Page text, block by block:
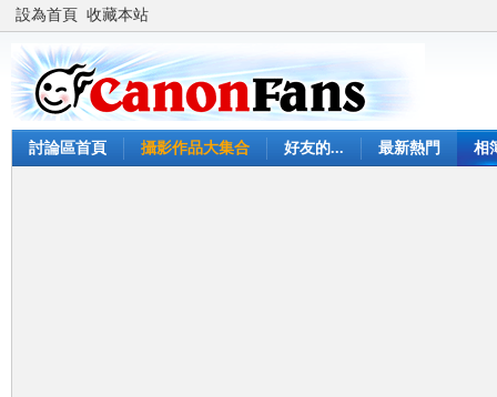
設為首頁 收藏本站
討論區首頁 攝影作品大集合 好友的... 最新熱門 相